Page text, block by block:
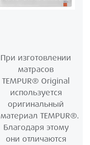
При изготовлении
матрасов
TEMPUR® Original
используется
оригинальный
материал TEMPUR®.
Благодаря этому
они отличаются